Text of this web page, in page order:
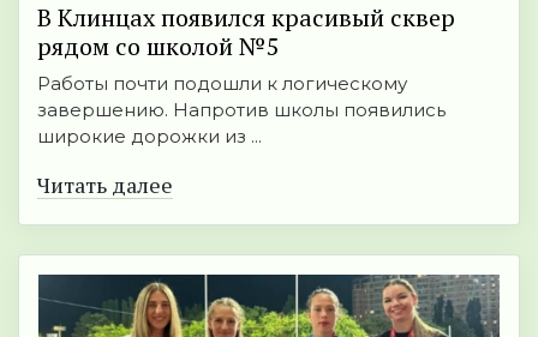
В Клинцах появился красивый сквер
рядом со школой №5
Работы почти подошли к логическому
завершению. Напротив школы появились
широкие дорожки из ...
Читать далее